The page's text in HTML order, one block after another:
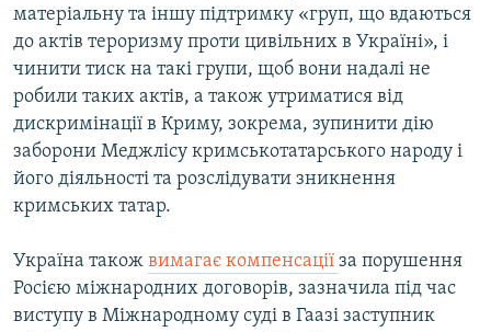
матеріальну та іншу підтримку «груп, що вдаються
до актів тероризму проти цивільних в Україні», і
чинити тиск на такі групи, щоб вони надалі не
робили таких актів, а також утриматися від
дискримінації в Криму, зокрема, зупинити дію
заборони Меджлісу кримськотатарського народу і
його діяльності та розслідувати зникнення
кримських татар.
Україна також вимагає компенсації за порушення
Росією міжнародних договорів, зазначила під час
виступу в Міжнародному суді в Гаазі заступник